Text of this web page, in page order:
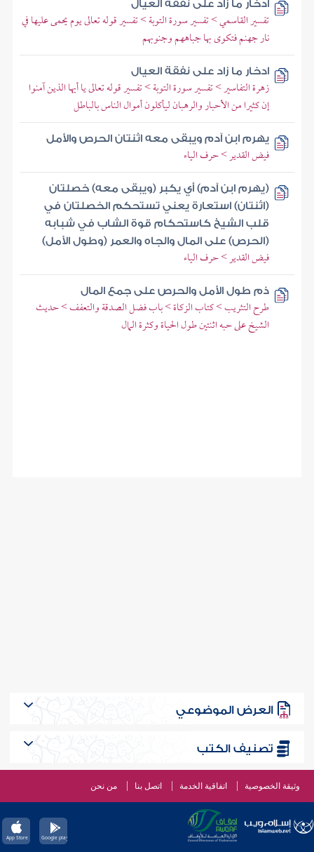
ادخار ما زاد على نفقة العيال
تفسير القاسمي > تفسير سورة التوبة > تفسير قوله تعالى يوم يحمى عليها في
نار جهنم فتكوى بها جباههم وجنوبهم
ادخار ما زاد على نفقة العيال
زهرة التفاسير > تفسير سورة التوبة > تفسير قوله تعالى يا أيها الذين آمنوا
إن كثيرا من الأحبار والرهبان ليأكلون أموال الناس بالباطل
يهرم ابن آدم ويبقى معه اثنتان الحرص والأمل
فيض القدير > حرف الياء
(يهرم ابن آدم) أي يكبر (ويبقى معه) خصلتان
(اثنتان) استعارة يعني تستحكم الخصلتان في
قلب الشيخ كاستحكام قوة الشاب في شبابه
(الحرص) على المال والجاه والعمر (وطول الأمل)
فيض القدير > حرف الياء
ذم طول الأمل والحرص على جمع المال
طرح التثريب > كتاب الزكاة > باب فضل الصدقة والتعفف > حديث
الشيخ على حبه اثنتين طول الحياة وكثرة المال
العرض الموضوعي
تصنيف الكتب
وثيقة الخصوصية اتفاقية الخدمة اتصل بنا من نحن